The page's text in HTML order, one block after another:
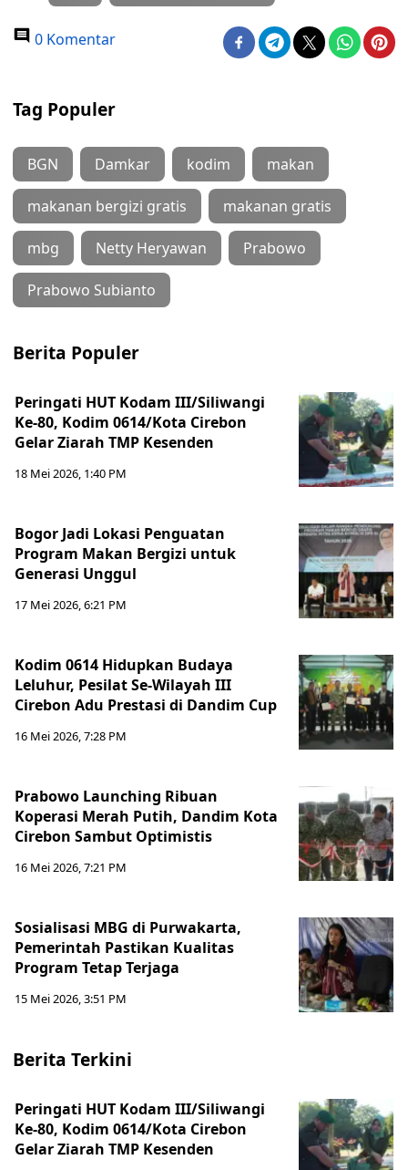
0 Komentar
Tag Populer
BGN Damkar kodim makan
makanan bergizi gratis makanan gratis
mbg Netty Heryawan Prabowo
Prabowo Subianto
Berita Populer
Peringati HUT Kodam III/Siliwangi
Ke-80, Kodim 0614/Kota Cirebon
Gelar Ziarah TMP Kesenden
18 Mei 2026, 1:40 PM
Bogor Jadi Lokasi Penguatan
Program Makan Bergizi untuk
Generasi Unggul
17 Mei 2026, 6:21 PM
Kodim 0614 Hidupkan Budaya
Leluhur, Pesilat Se-Wilayah III
Cirebon Adu Prestasi di Dandim Cup
16 Mei 2026, 7:28 PM
Prabowo Launching Ribuan
Koperasi Merah Putih, Dandim Kota
Cirebon Sambut Optimistis
16 Mei 2026, 7:21 PM
Sosialisasi MBG di Purwakarta,
Pemerintah Pastikan Kualitas
Program Tetap Terjaga
15 Mei 2026, 3:51 PM
Berita Terkini
Peringati HUT Kodam III/Siliwangi
Ke-80, Kodim 0614/Kota Cirebon
Gelar Ziarah TMP Kesenden